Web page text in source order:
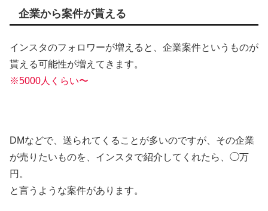
企業から案件が貰える
インスタのフォロワーが増えると、企業案件というものが
貰える可能性が増えてきます。
※5000人くらい〜
DMなどで、送られてくることが多いのですが、その企業
が売りたいものを、インスタで紹介してくれたら、◯万
円。
と言うような案件があります。